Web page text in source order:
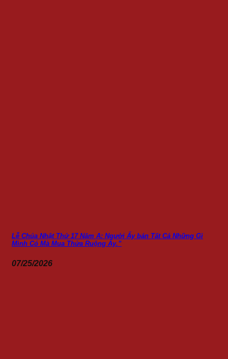
Lễ Chúa Nhật Thứ 17 Năm A: Người Ấy bán Tất Cả Những Gì
Mình Có Mà Mua Thửa Ruộng Ấy.”
07/25/2026